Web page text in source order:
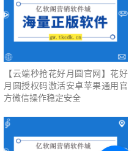
【云端秒抢花好月圆官网】花好
月圆授权码激活安卓苹果通用官
方微信操作稳定安全